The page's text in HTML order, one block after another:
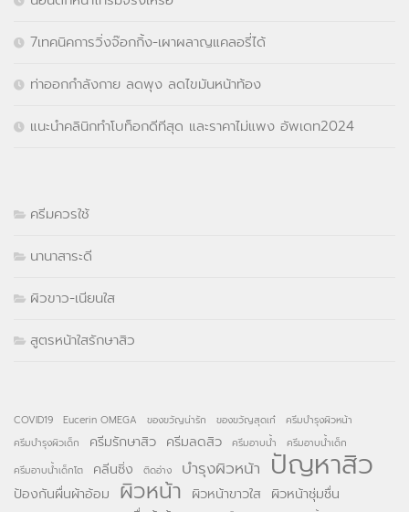
7เทคนิคการวิ่งจ๊อกกิ้ง-เผาผลาญแคลอรี่ได้
ท่าออกกำลังกาย ลดพุง ลดไขมันหน้าท้อง
แนะนำคลินิกทำโบท็อกดีทีสุด และราคาไม่แพง อัพเดท2024
ครีมควรใช้
นานาสาระดี
ผิวขาว-เนียนใส
สูตรหน้าใสรักษาสิว
COVID19 Eucerin OMEGA ของขวัญน่ารัก ของขวัญสุดเก๋
ครีมบำรุงผิวหน้า
ครีมบำรุงผิวเด็ก
ครีมรักษาสิว ครีมลดสิว ครีมอาบน้ำ
ครีมอาบน้ำเด็ก
ครีมอาบน้ำเด็กโต
คลีนซิ่ง ติดอ่าง บำรุงผิวหน้า ปัญหาสิว
ป้องกันผื่นผ้าอ้อม ผิวหน้า ผิวหน้าขาวใส ผิวหน้าชุ่มชื่น